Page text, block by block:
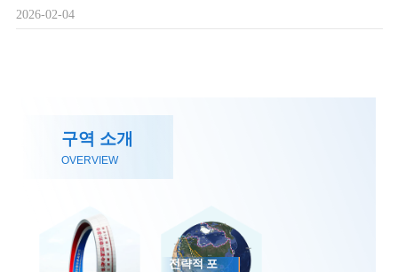
2026-02-04
구역 소개
OVERVIEW
전략적 포